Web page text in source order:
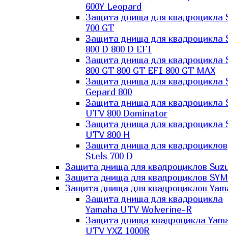
600Y Leopard
Защита днища для квадроцикла
700 GT
Защита днища для квадроцикла
800 D 800 D EFI
Защита днища для квадроцикла
800 GT 800 GT EFI 800 GT MAX
Защита днища для квадроцикла
Gepard 800
Защита днища для квадроцикла
UTV 800 Dominator
Защита днища для квадроцикла
UTV 800 H
Защита днища для квадроциклов
Stels 700 D
Защита днища для квадроциклов
Защита днища для квадроциклов SYM
Защита днища для квадроциклов
Защита днища для квадроцикла
Yamaha UTV Wolverine-R
Защита днища квадроцикла
UTV YXZ 1000R